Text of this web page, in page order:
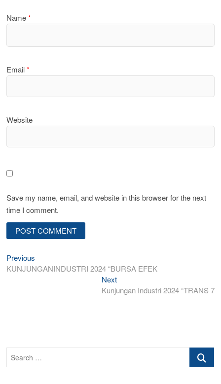
Name*
Email*
Website
Save my name, email, and website in this browser for the next
time I comment.
Post
navigation
Previous
post:
KUNJUNGANINDUSTRI 2024 “BURSA EFEK
NextNext
post:
Kunjungan Industri 2024 “TRANS 7
Search